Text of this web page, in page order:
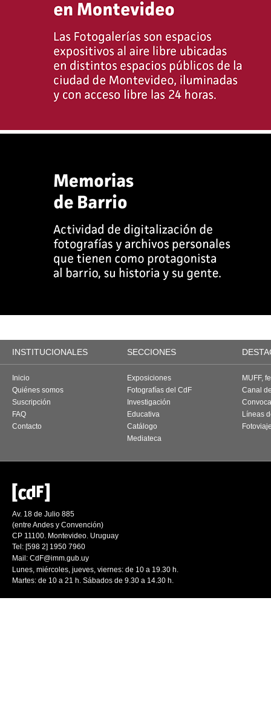
INSTITUCIONALES SECCIONES
Inicio
Quiénes somos
Suscripción
FAQ
Contacto
Exposiciones
Fotografías del CdF
Investigación
Educativa
Catálogo
Mediateca
MUFF,
Canal
Líneas
Av. 18 de Julio 885
(entre Andes y Convención)
CP 11100. Montevideo. Uruguay
Tel: [598 2] 1950 7960
Mail: CdF@imm.gub.uy
Lunes, miércoles, jueves, viernes: de 10 a 19.30 h.
Martes: de 10 a 21 h. Sábados de 9.30 a 14.30 h.